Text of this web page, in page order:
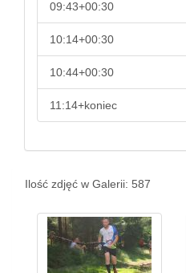
09:43+00:30
10:14+00:30
10:44+00:30
11:14+koniec
Ilość zdjęć w Galerii: 587